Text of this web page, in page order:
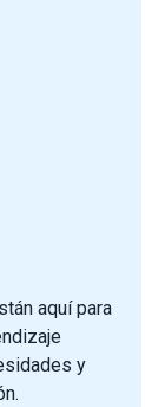
aquí para
y